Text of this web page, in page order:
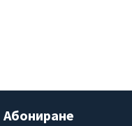
Абониране